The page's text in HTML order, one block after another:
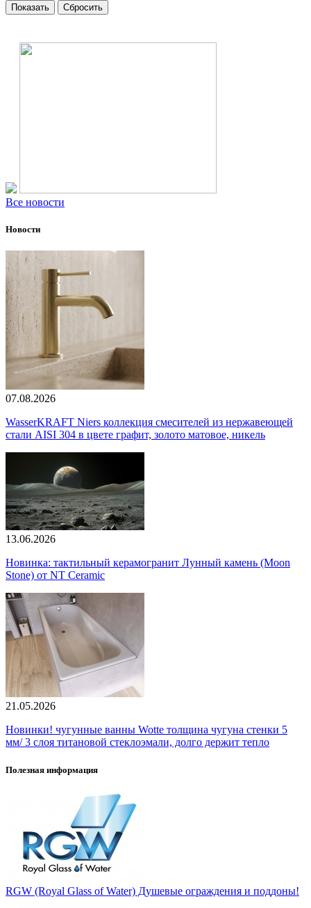
Все новости
Новости
07.08.2026
WasserKRAFT Niers коллекция смесителей из нержавеющей
стали AISI 304 в цвете графит, золото матовое, никель
13.06.2026
Новинка: тактильный керамогранит Лунный камень (Moon
Stone) от NT Ceramic
21.05.2026
Новинки! чугунные ванны Wotte толщина чугуна стенки 5
мм/ 3 слоя титановой стеклоэмали, долго держит тепло
Полезная информация
RGW (Royal Glass of Water) Душевые ограждения и поддоны!